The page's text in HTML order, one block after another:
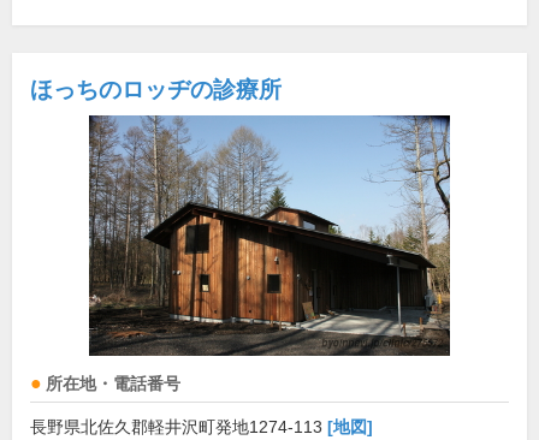
ほっちのロッヂの診療所
所在地・電話番号
長野県北佐久郡軽井沢町発地1274-113 [地図]